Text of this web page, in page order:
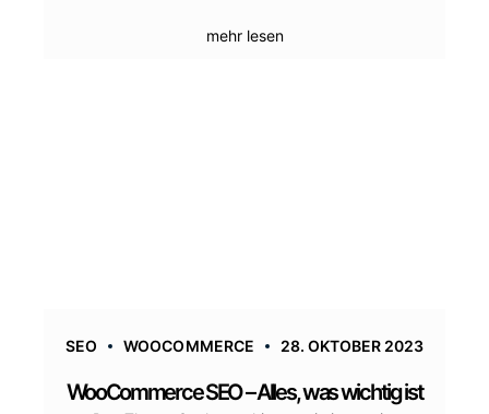
mehr lesen
SEO WOOCOMMERCE 28. OKTOBER 2023
WooCommerce SEO – Alles, was wichtig ist